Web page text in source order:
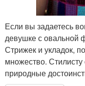
Если вы задаетесь
девушке с овальной
Стрижек и укладок,
множество. Стилисту
природные